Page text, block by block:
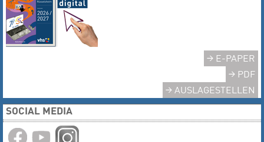
E-PAPER
PDF
AUSLAGESTELLEN
SOCIAL MEDIA